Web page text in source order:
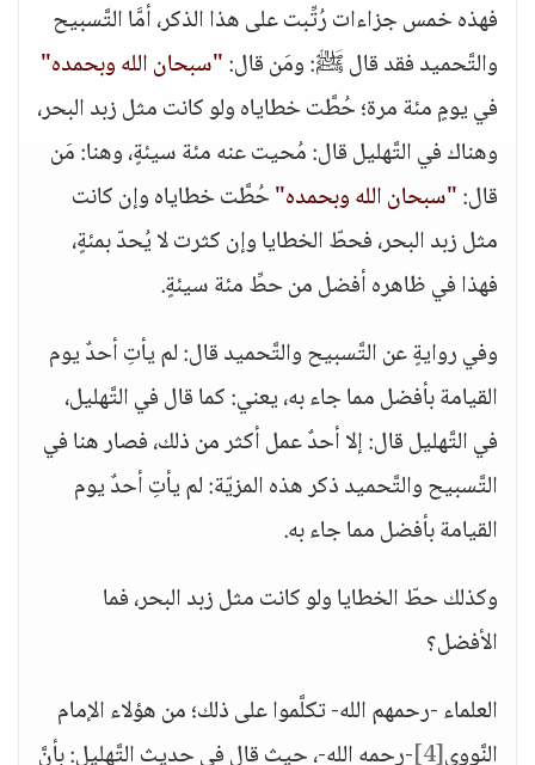
فهذه خمس جزاءات رُتِّبت على هذا الذكر، أمَّا التَّسبيح
والتَّحميد فقد قال ﷺ: ومَن قال:"سبحان الله وبحمده"
في يومٍ مئة مرة؛ حُطَّت خطاياه ولو كانت مثل زبد البحر،
وهناك في التَّهليل قال: مُحيت عنه مئة سيئةٍ، وهنا: مَن
قال:"سبحان الله وبحمده"حُطَّت خطاياه وإن كانت
مثل زبد البحر، فحطّ الخطايا وإن كثرت لا يُحدّ بمئةٍ،
فهذا في ظاهره أفضل من حطِّ مئة سيئةٍ.
وفي روايةٍ عن التَّسبيح والتَّحميد قال: لم يأتِ أحدٌ يوم
القيامة بأفضل مما جاء به، يعني: كما قال في التَّهليل،
في التَّهليل قال: إلا أحدٌ عمل أكثر من ذلك، فصار هنا في
التَّسبيح والتَّحميد ذكر هذه المزيّة: لم يأتِ أحدٌ يوم
القيامة بأفضل مما جاء به.
وكذلك حطّ الخطايا ولو كانت مثل زبد البحر، فما
الأفضل؟
العلماء -رحمهم الله- تكلَّموا على ذلك؛ من هؤلاء الإمام
النَّووي[4] -رحمه الله-، حيث قال في حديث التَّهليل: بأنَّ